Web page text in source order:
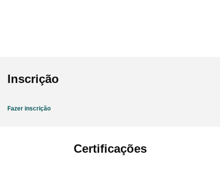
Inscrição
Fazer inscrição
Certificações